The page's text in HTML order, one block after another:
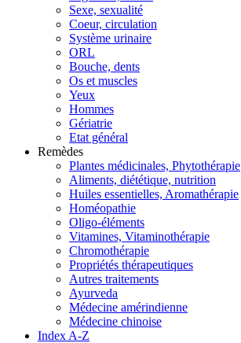
Sexe, sexualité
Coeur, circulation
Système urinaire
ORL
Bouche, dents
Os et muscles
Yeux
Hommes
Gériatrie
Etat général
Remèdes
Plantes médicinales, Phytothérapie
Aliments, diététique, nutrition
Huiles essentielles, Aromathérapie
Homéopathie
Oligo-éléments
Vitamines, Vitaminothérapie
Chromothérapie
Propriétés thérapeutiques
Autres traitements
Ayurveda
Médecine amérindienne
Médecine chinoise
Index A-Z